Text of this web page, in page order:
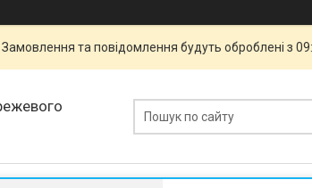
Замовлення та повідомлення будуть оброблені з